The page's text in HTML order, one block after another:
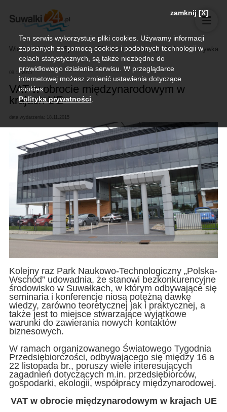
Wiadomości Sport Biznes, rolnictwo Kultura i rozrywka
09.11.2015
VAT w obrocie międzynarodowym w
krajach UE
data wydarzenia: 18.11.2015
Kolejny raz Park Naukowo-Technologiczny „Polska-
Wschód” udowadnia, że stanowi bezkonkurencyjne
środowisko w Suwałkach, w którym odbywające się
seminaria i konferencje niosą potężną dawkę
wiedzy, zarówno teoretycznej jak i praktycznej, a
także jest to miejsce stwarzające wyjątkowe
warunki do zawierania nowych kontaktów
biznesowych.
W ramach organizowanego Światowego Tygodnia
Przedsiębiorczości, odbywającego się między 16 a
22 listopada br., poruszy wiele interesujących
zagadnień dotyczących m.in. przedsiębiorców,
gospodarki, ekologii, współpracy międzynarodowej.
VAT w obrocie międzynarodowym w krajach UE
zamknij [X]
Ten serwis wykorzystuje pliki cookies. Używamy informacji
zapisanych za pomocą cookies i podobnych technologii w
celach statystycznych, są także niezbędne do
prawidłowego działania serwisu. W przeglądarce
internetowej możesz zmienić ustawienia dotyczące
cookies.
Polityka prywatności